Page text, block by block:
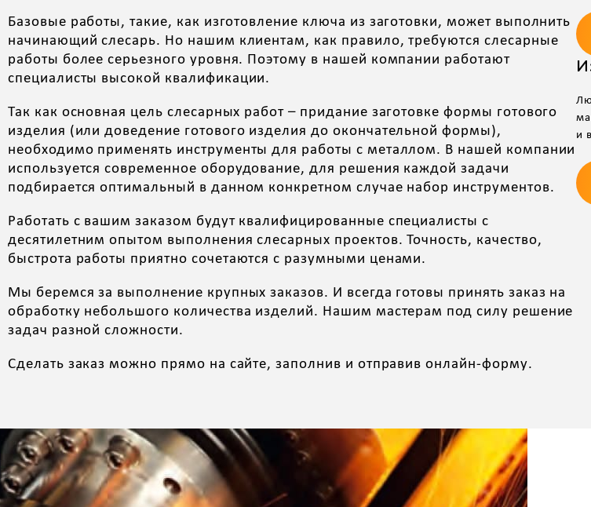
Базовые работы, такие, как изготовление ключа из заготовки, может выполнить
начинающий слесарь. Но нашим клиентам, как правило, требуются слесарные
работы более серьезного уровня. Поэтому в нашей компании работают
специалисты высокой квалификации.
Так как основная цель слесарных работ – придание заготовке формы готового
изделия (или доведение готового изделия до окончательной формы),
необходимо применять инструменты для работы с металлом. В нашей компании
используется современное оборудование, для решения каждой задачи
подбирается оптимальный в данном конкретном случае набор инструментов.
Работать с вашим заказом будут квалифицированные специалисты с
десятилетним опытом выполнения слесарных проектов. Точность, качество,
быстрота работы приятно сочетаются с разумными ценами.
Мы беремся за выполнение крупных заказов. И всегда готовы принять заказ на
обработку небольшого количества изделий. Нашим мастерам под силу решение
задач разной сложности.
Сделать заказ можно прямо на сайте, заполнив и отправив онлайн-форму.
и